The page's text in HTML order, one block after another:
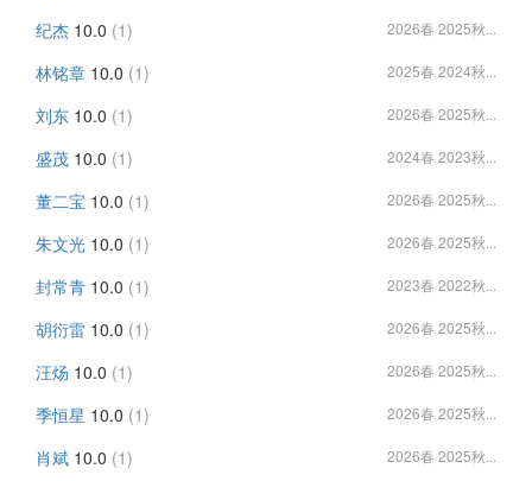
纪杰 10.0 (1) 2026春 2025秋...
林铭章 10.0 (1) 2025春 2024秋...
刘东 10.0 (1) 2026春 2025秋...
盛茂 10.0 (1) 2024春 2023秋...
董二宝 10.0 (1) 2026春 2025秋...
朱文光 10.0 (1) 2026春 2025秋...
封常青 10.0 (1) 2023春 2022秋...
胡衍雷 10.0 (1) 2026春 2025秋...
汪炀 10.0 (1) 2026春 2025秋...
季恒星 10.0 (1) 2026春 2025秋...
肖斌 10.0 (1) 2026春 2025秋...